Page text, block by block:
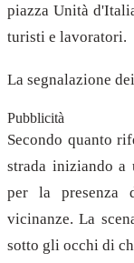
piazza Unità
turisti e lavoratori.
La segnalazione
Pubblicità
Secondo quanto
strada iniziando a
per la presenza
vicinanze. La
sotto gli occhi di